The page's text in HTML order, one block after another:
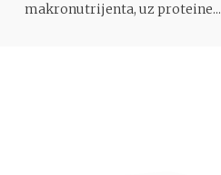
makronutrijenta, uz proteine...